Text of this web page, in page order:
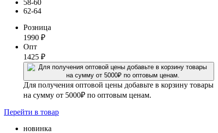
58-60
62-64
Розница
1990 ₽
Опт
1425 ₽
Для получения оптовой цены добавьте в корзину товары
на сумму от 5000₽ по оптовым ценам.
Перейти в товар
новинка